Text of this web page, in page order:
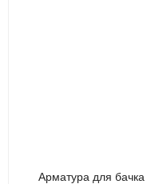
Арматура для бачка